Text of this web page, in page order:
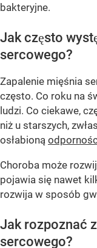
bakteryjne.
Jak często
sercowego?
Zapalenie mięśnia
często. Co roku na
ludzi. Co ciekawe,
niż u starszych,
osłabioną
Choroba może
pojawia się nawet
rozwija w sposób
Jak rozpoznać
sercowego?